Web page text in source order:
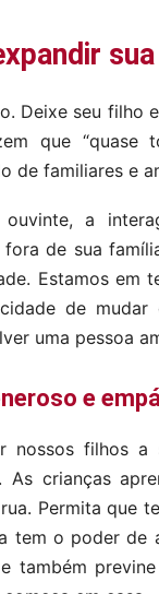
Deixe seu filho
que
de familiares e
a
de sua
Estamos em
de
uma pessoa
e
nossos filhos a
crianças
Permita que
tem o poder de
também